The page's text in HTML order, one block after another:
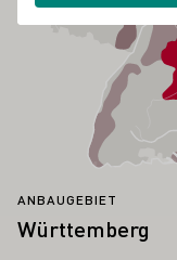
ANBAUGEBIET
Württemberg